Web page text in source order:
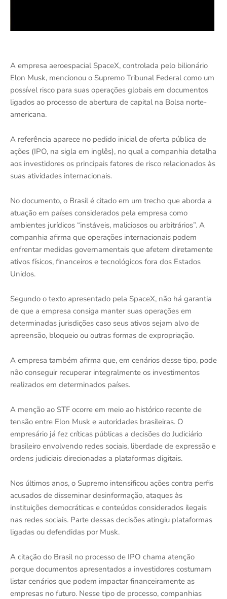
A empresa aeroespacial SpaceX, controlada pelo bilionário
Elon Musk, mencionou o Supremo Tribunal Federal como um
possível risco para suas operações globais em documentos
ligados ao processo de abertura de capital na Bolsa norte-
americana.
A referência aparece no pedido inicial de oferta pública de
ações (IPO, na sigla em inglês), no qual a companhia detalha
aos investidores os principais fatores de risco relacionados às
suas atividades internacionais.
No documento, o Brasil é citado em um trecho que aborda a
atuação em países considerados pela empresa como
ambientes jurídicos “instáveis, maliciosos ou arbitrários”. A
companhia afirma que operações internacionais podem
enfrentar medidas governamentais que afetem diretamente
ativos físicos, financeiros e tecnológicos fora dos Estados
Unidos.
Segundo o texto apresentado pela SpaceX, não há garantia
de que a empresa consiga manter suas operações em
determinadas jurisdições caso seus ativos sejam alvo de
apreensão, bloqueio ou outras formas de expropriação.
A empresa também afirma que, em cenários desse tipo, pode
não conseguir recuperar integralmente os investimentos
realizados em determinados países.
A menção ao STF ocorre em meio ao histórico recente de
tensão entre Elon Musk e autoridades brasileiras. O
empresário já fez críticas públicas a decisões do Judiciário
brasileiro envolvendo redes sociais, liberdade de expressão e
ordens judiciais direcionadas a plataformas digitais.
Nos últimos anos, o Supremo intensificou ações contra perfis
acusados de disseminar desinformação, ataques às
instituições democráticas e conteúdos considerados ilegais
nas redes sociais. Parte dessas decisões atingiu plataformas
ligadas ou defendidas por Musk.
A citação do Brasil no processo de IPO chama atenção
porque documentos apresentados a investidores costumam
listar cenários que podem impactar financeiramente as
empresas no futuro. Nesse tipo de processo, companhias